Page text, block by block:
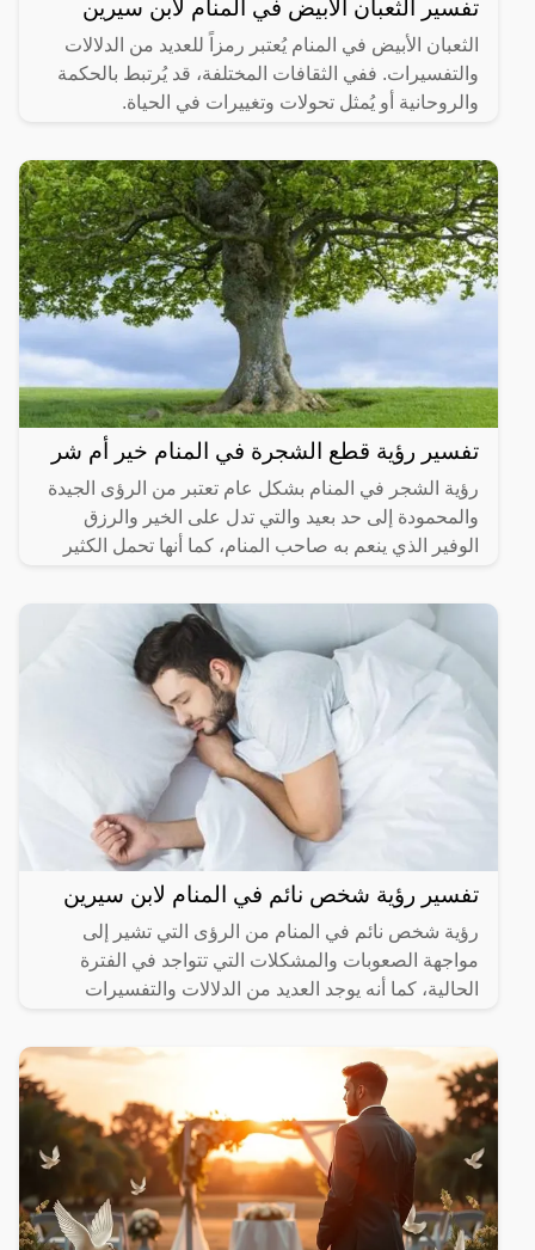
تفسير الثعبان الابيض في المنام لابن سيرين
الثعبان الأبيض في المنام يُعتبر رمزاً للعديد من الدلالات
والتفسيرات. ففي الثقافات المختلفة، قد يُرتبط بالحكمة
والروحانية أو يُمثل تحولات وتغييرات في الحياة.
تفسير رؤية قطع الشجرة في المنام خير أم شر
رؤية الشجر في المنام بشكل عام تعتبر من الرؤى الجيدة
والمحمودة إلى حد بعيد والتي تدل على الخير والرزق
الوفير الذي ينعم به صاحب المنام، كما أنها تحمل الكثير
تفسير رؤية شخص نائم في المنام لابن سيرين
رؤية شخص نائم في المنام من الرؤى التي تشير إلى
مواجهة الصعوبات والمشكلات التي تتواجد في الفترة
الحالية، كما أنه يوجد العديد من الدلالات والتفسيرات